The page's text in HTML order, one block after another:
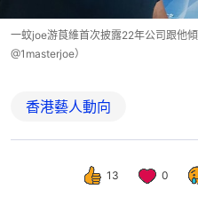
一蚊joe游莨維首次披露22年公司跟他
@1masterjoe）
香港藝人動向
13 0